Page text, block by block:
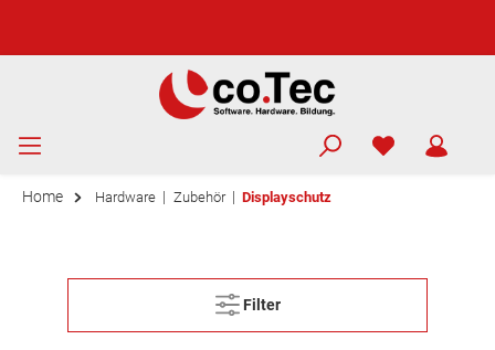
Home Hardware | Zubehör | Displayschutz
Filter